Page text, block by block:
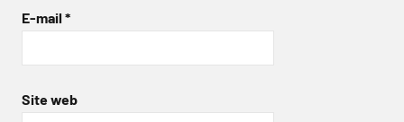
E-mail *
Site web